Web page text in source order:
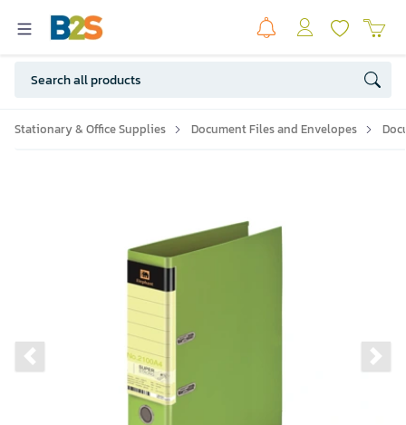
Stationary & Office Supplies Document Files and Envelopes
Previous slide